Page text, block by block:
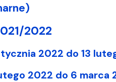
2022
2022 do 13
2022 do 6 marca